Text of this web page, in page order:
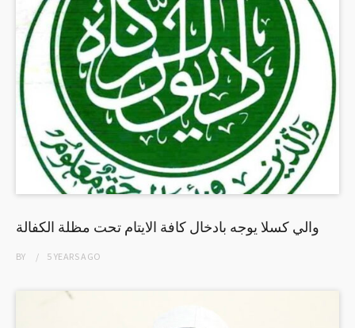
والي كسلا يوجه بادخال كافة الايتام تحت مظلة الكفالة
BY 5 YEARSAGO